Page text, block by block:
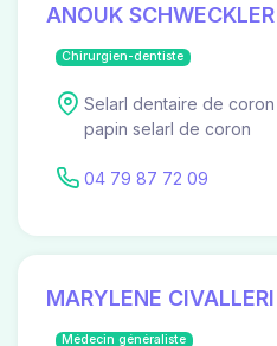
ANOUK SCHWECKLER
Chirurgien-dentiste
Selarl dentaire de
papin selarl de coron
04 79 87 72 09
MARYLENE CIVALLERI
Médecin généraliste